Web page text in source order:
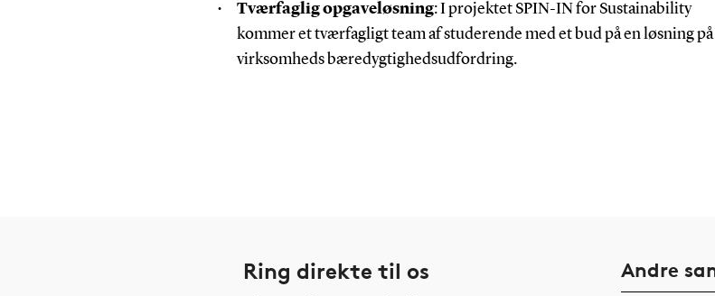
Tværfaglig opgaveløsning: I projektet SPIN-IN for Sustainability
kommer et tværfagligt team af studerende med et bud på en løsning på
virksomheds bæredygtighedsudfordring.
Ring direkte til os Andre